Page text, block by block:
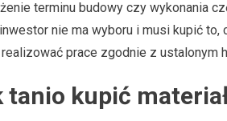
terminu budowy czy wykonania
nie ma wyboru i musi kupić to,
realizować prace zgodnie z ustalonym
tanio kupić